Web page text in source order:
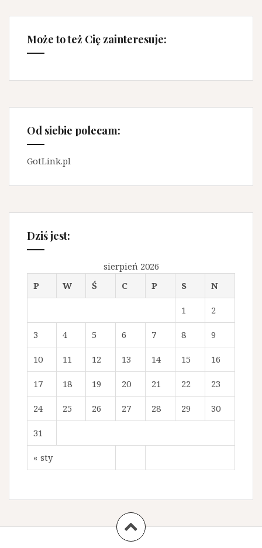
Może to też Cię zainteresuje:
Od siebie polecam:
GotLink.pl
Dziś jest:
sierpień 2026
P
W Ś C P S N
« sty
1 2
3 4 5 6 7 8 9
10 11 12 13 14 15 16
17 18 19 20 21 22 23
24 25 26 27 28 29 30
31